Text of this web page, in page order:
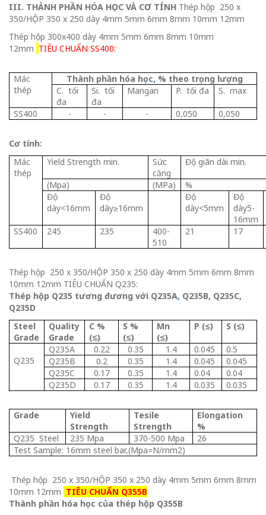
III. THÀNH PHẦN HÓA HỌC VÀ CƠ TÍNH Thép hộp 250 x
350/HỘP 350 x 250 dày 4mm 5mm 6mm 8mm 10mm 12mm
Thép hộp 300x400 dày 4mm 5mm 6mm 8mm 10mm
12mm TIÊU CHUẨN SS400:
Mác
thép
Thành phần hóa học, % theo trọng lượng
C. tối
đa
Si. tối
đa
Mangan P. tối đa S. max
SS400 - - - 0,050 0,050
Cơ tính:
Mác
thép
Yield Strength min.
Sức
căng
Độ giãn dài min.
(Mpa) (MPa)
%
Độ
dày<16mm
Độ
dày≥16mm
Độ
dày<5mm
Độ
dày5-
16mm
SS400
245 235
400-
510
21 17
Thép hộp 250 x 350/HỘP 350 x 250 dày 4mm 5mm 6mm 8mm
10mm 12mm TIÊU CHUẨN Q235:
Thép hộp Q235 tương đương với Q235A, Q235B, Q235C,
Q235D
Steel
Grade
Quality
Grade
C %
(≤)
S %
(≤)
Mn
(≤)
P (≤) S (≤)
Q235
Q235A 0.22 0.35 1.4 0.045
0.5
Q235B
0.2 0.35 1.4 0.045
0.045
Q235C
0.17 0.35 1.4 0.04
0.04
Q235D
0.17 0.35 1.4 0.035 0.035
Grade
Yield
Strength
Tesile
Strength
Elongation
%
Q235 Steel
235 Mpa 370-500 Mpa
26
Test Sample: 16mm steel bar,(Mpa=N/mm2)
Thép hộp 250 x 350/HỘP 350 x 250 dày 4mm 5mm 6mm 8mm
10mm 12mm TIÊU CHUẨN Q355B
Thành phần hóa học của thép hộp Q355B